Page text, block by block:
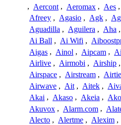
, Aercont , Aeromax , Aes ,
Afreey , Agasio , Agk ,
Aguadilla , Aguilera , Aha ,
Ai Ball , Ai Wifi ,
Aigas , Ainol , Aipcam ,
Airlive , Airmobi , Airship ,
Airspace , Airstream ,
Airwave , Ait , Aitek ,
Akai , Akaso , Akeia ,
Akuvox , Alarm.com ,
Alecto , Alertme , Alexim ,